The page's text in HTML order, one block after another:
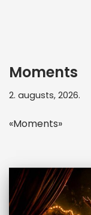
Moments
2. augusts, 2026.
«Moments»